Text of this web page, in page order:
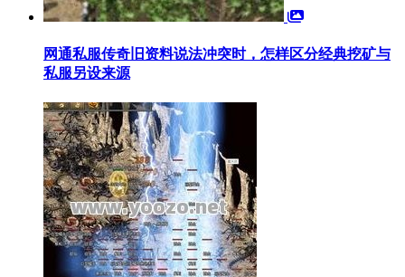
网通私服传奇旧资料说法冲突时，怎样区分经典挖矿与
私服另设来源